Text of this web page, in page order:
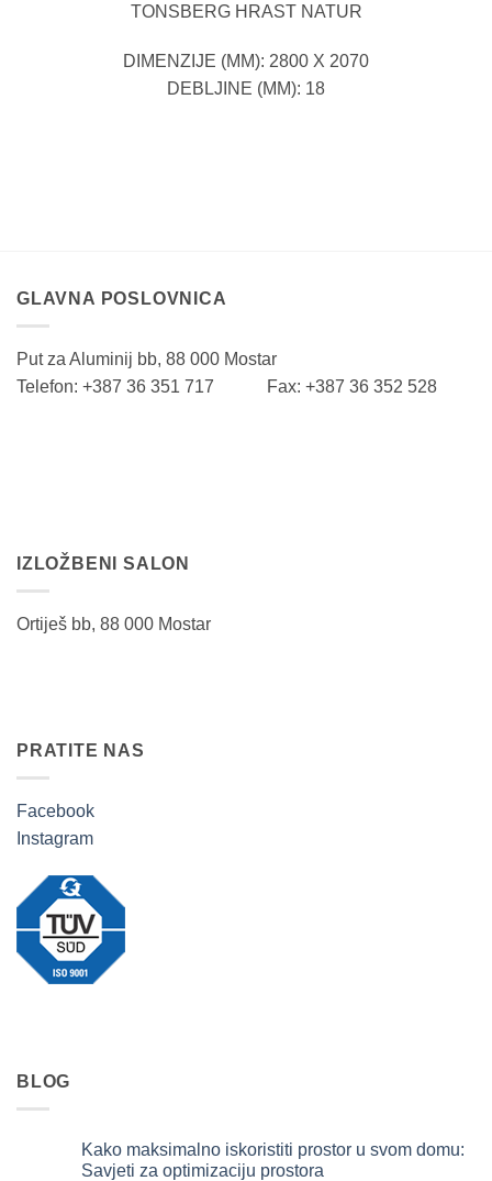
TONSBERG HRAST NATUR
DIMENZIJE (MM): 2800 X 2070
DEBLJINE (MM): 18
GLAVNA POSLOVNICA
Put za Aluminij bb, 88 000 Mostar
Telefon: +387 36 351 717 Fax: +387 36 352 528
IZLOŽBENI SALON
Ortiješ bb, 88 000 Mostar
PRATITE NAS
Facebook
Instagram
BLOG
Kako maksimalno iskoristiti prostor u svom domu:
Savjeti za optimizaciju prostora